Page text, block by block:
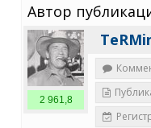
Автор
2 961,8